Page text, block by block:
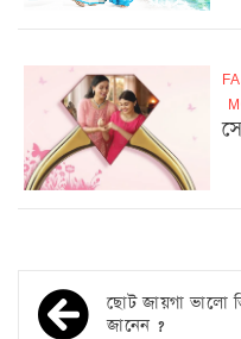
ছোট জায়গা ভালো
জানেন ?